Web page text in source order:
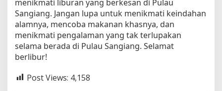
menikmati liburan yang berkesan di Pulau
Sangiang. Jangan lupa untuk menikmati keindahan
alamnya, mencoba makanan khasnya, dan
menikmati pengalaman yang tak terlupakan
selama berada di Pulau Sangiang. Selamat
berlibur!
Post Views: 4,158